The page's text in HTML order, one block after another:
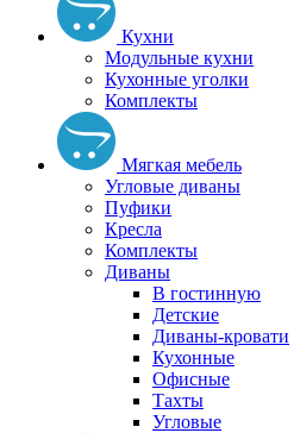
Кухни
Модульные кухни
Кухонные уголки
Комплекты
Мягкая мебель
Угловые диваны
Пуфики
Кресла
Комплекты
Диваны
В гостинную
Детские
Диваны-кровати
Кухонные
Офисные
Тахты
Угловые